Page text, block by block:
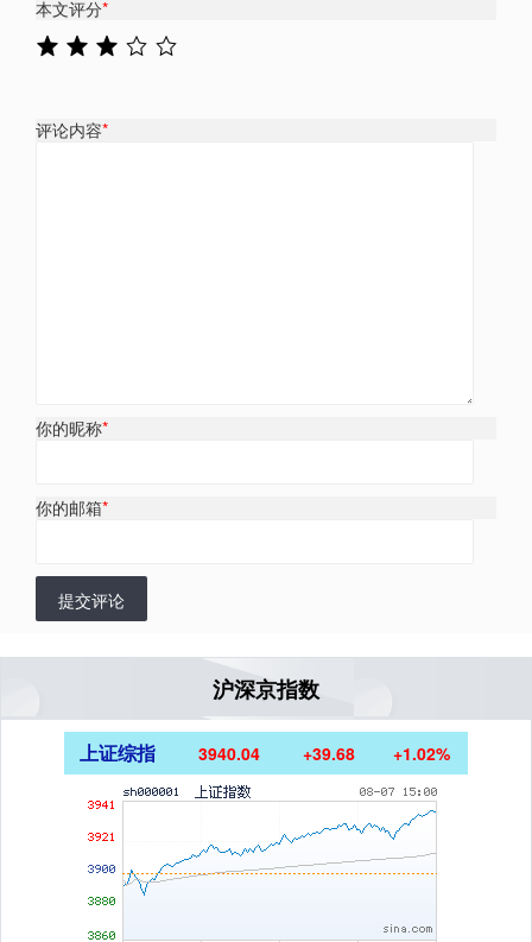
本文评分*
评论内容*
你的昵称*
你的邮箱*
提交评论
沪深京指数
上证综指 3940.04 +39.68 +1.02%